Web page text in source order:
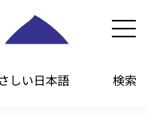
しい日本語 検索